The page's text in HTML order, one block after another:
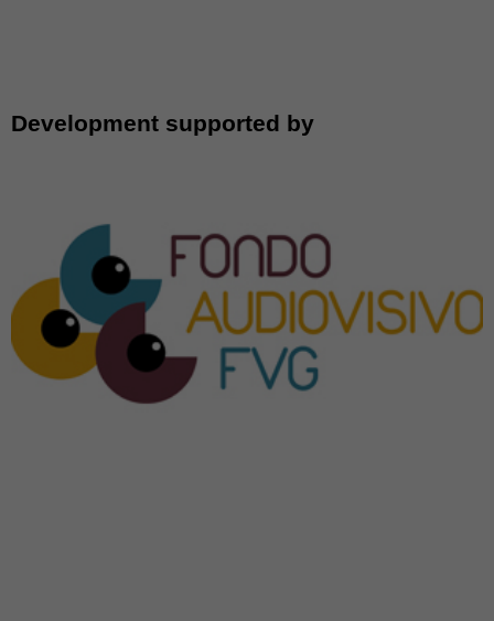
Development supported by